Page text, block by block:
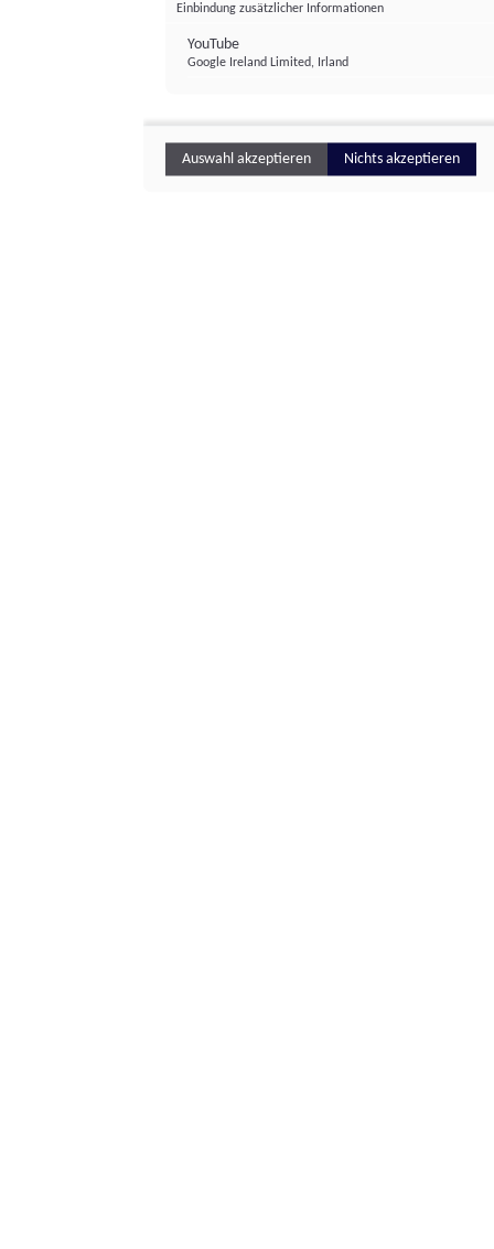
Einbindung zusätzlicher Informationen
YouTube
Google Ireland Limited, Irland
Auswahl akzeptieren Nichts akzeptieren